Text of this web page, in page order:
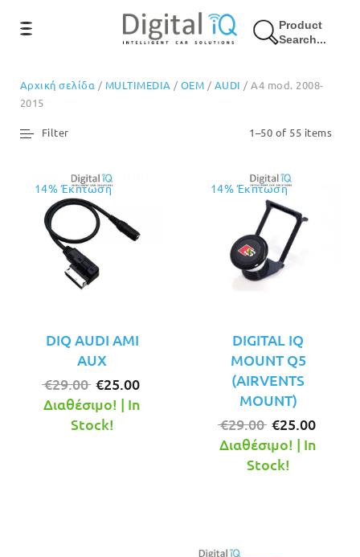
Product
Search...
Αρχική σελίδα / MULTIMEDIA / OEM / AUDI / A4 mod. 2008-
2015
1–50 of 55 items
Filter
14% Έκπτωση
DIQ AUDI AMI
AUX
€29.00 Original
price
was:
€25.00
Διαθέσιμο! | In
Stock!
14% Έκπτωση
DIGITAL IQ
MOUNT Q5
(AIRVENTS
MOUNT)
€29.00 Original
price
was:
€25.00
Διαθέσιμο! | In
Stock!